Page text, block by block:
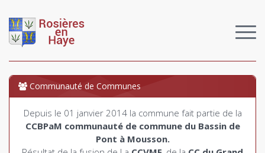
Communauté de Communes
Depuis le 01 janvier2014 la commune fait partie de la
CCBPaM communautéde commune du Bassinde
Pont à Mousson.